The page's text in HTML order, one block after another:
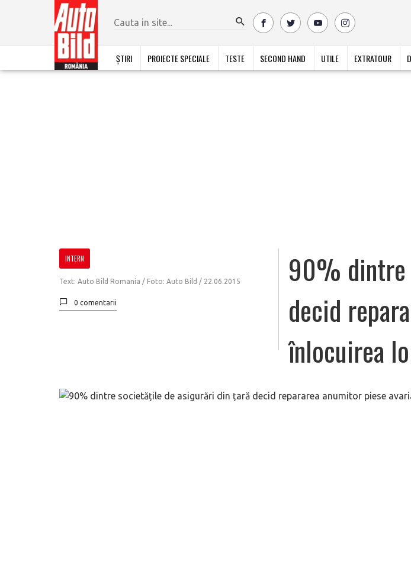
ȘTIRI PROIECTE SPECIALE TESTE SECOND HAND UTILE EXTRATOUR
INTERN
Text: Auto Bild Romania / Foto: Auto Bild / 22.06.2015
0 comentarii
90% dintre
decid
înlocuirea